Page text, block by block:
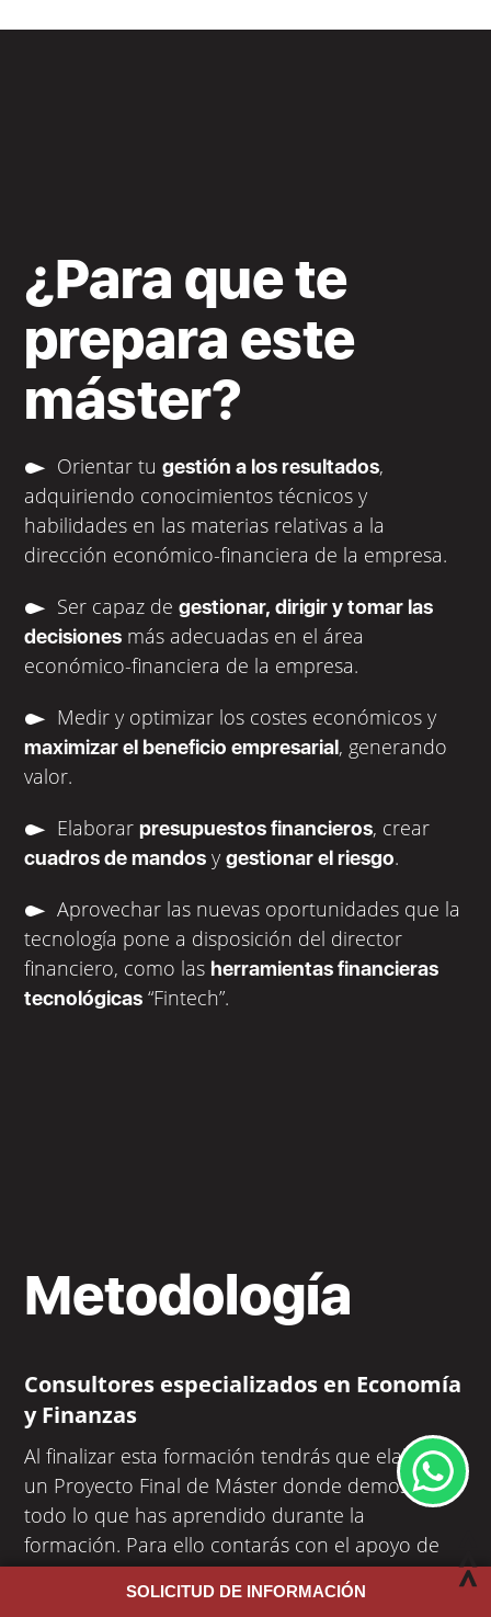
¿Para que te
prepara este
máster?
Orientar tugestión a los resultados,
adquiriendo conocimientos técnicos y
habilidades en las materias relativas a la
dirección económico-financiera de la empresa.
Ser capaz degestionar, dirigir y tomar las
decisiones más adecuadas en el área
económico-financiera de la empresa.
Medir y optimizar los costes económicos y
maximizar el beneficio empresarial, generando
valor.
Elaborarpresupuestos financieros, crear
cuadros de mandos ygestionar el riesgo.
Aprovechar las nuevas oportunidades que la
tecnología pone a disposición del director
financiero, como las herramientas financieras
tecnológicas “Fintech”.
Metodología
Consultores especializados en Economía
y Finanzas
Al finalizar esta formación tendrás que elaborar
un Proyecto Final de Máster donde demostrarás
todo lo que has aprendido durante la
formación. Para ello contarás con el apoyo de
expertos con una amplia trayectoria
profesional.
SOLICITUD DE INFORMACIÓN